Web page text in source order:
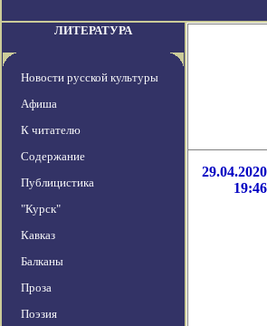
ЛИТЕРАТУРА
Новости русской культуры
Афиша
К читателю
Содержание
Публицистика
"Курск"
Кавказ
Балканы
Проза
Поэзия
29.04.2020
19:46